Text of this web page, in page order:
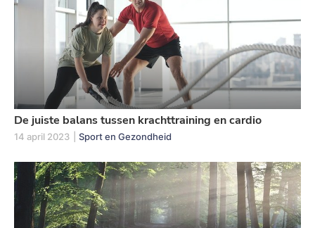
De juiste balans tussen krachttraining en cardio
14 april 2023 Sport en Gezondheid